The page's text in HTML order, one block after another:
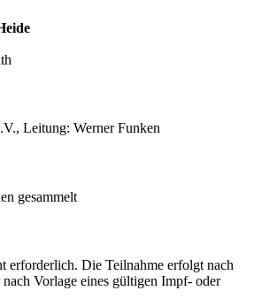
Leitung: Werner Funken
gesammelt
erforderlich. Die Teilnahme erfolgt nach
Vorlage eines gültigen Impf- oder